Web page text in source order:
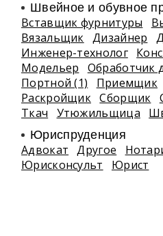
Швейное и обувное
Вставщик фурнитуры
Вязальщик Дизайнер
Инженер-технолог
Модельер
Обработчик
Портной (1)
Приемщик
Раскройщик Сборщик
Ткач
Утюжильщица
Юриспруденция
Адвокат Другое
Юрисконсульт
Юрист